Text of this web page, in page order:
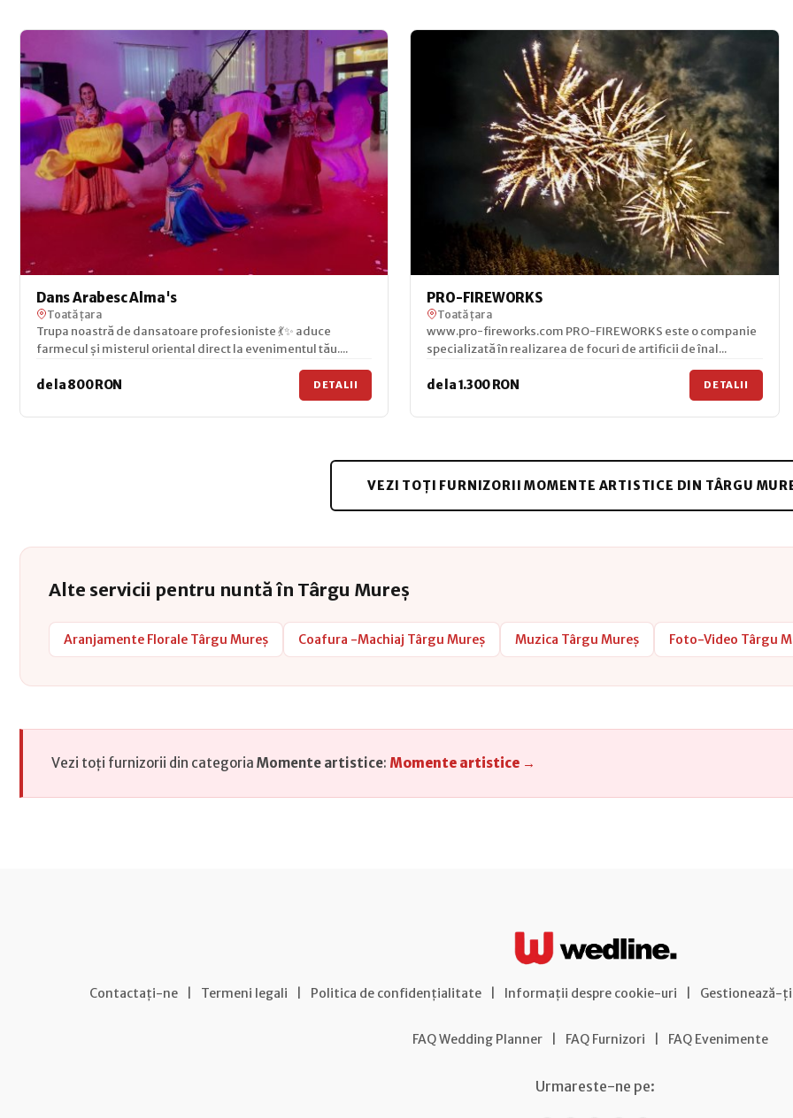
Dans Arabesc Alma's
Toată țara
Trupa noastră de dansatoare profesioniste 💃✨ aduce
farmecul și misterul oriental direct la evenimentul tău....
de la 800 RON DETALII
PRO-FIREWORKS
Toată țara
www.pro-fireworks.com PRO-FIREWORKS este o companie
specializată în realizarea de focuri de artificii de înal...
de la 1.300 RON DETALII
VEZI TOȚI FURNIZORII MOMENTE ARTISTICE DIN TÂRGU
Alte servicii pentru nuntă în Târgu Mureș
Aranjamente Florale Târgu Mureș Coafura -Machiaj Târgu Mureș Muzica Târgu Mureș Foto-Video Târgu
Vezi toți furnizorii din categoria Momente artistice: Momente artistice →
Contactați-ne Termeni legali Politica de confidențialitate Informații despre cookie-uri Gestionează-
FAQ Wedding Planner FAQ Furnizori FAQ Evenimente
Urmareste-ne pe: